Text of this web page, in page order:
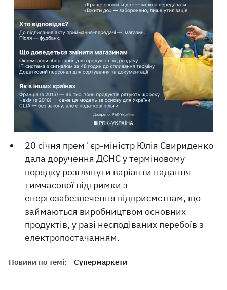
20 січня премʼєр-міністр Юлія Свириденко
дала доручення ДСНС у терміновому
порядку розглянути варіанти надання
тимчасової підтримки з
енергозабезпечення підприємствам, що
займаються виробництвом основних
продуктів, у разі несподіваних перебоїв з
електропостачанням.
Новини по темі: Супермаркети